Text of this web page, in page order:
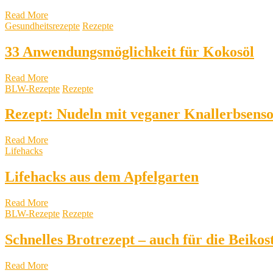
Read More
Gesundheitsrezepte Rezepte
33 Anwendungsmöglichkeit für Kokosöl
Read More
BLW-Rezepte Rezepte
Rezept: Nudeln mit veganer
Read More
Lifehacks
Lifehacks aus dem Apfelgarten
Read More
BLW-Rezepte Rezepte
Schnelles Brotrezept – auch für die
Read More